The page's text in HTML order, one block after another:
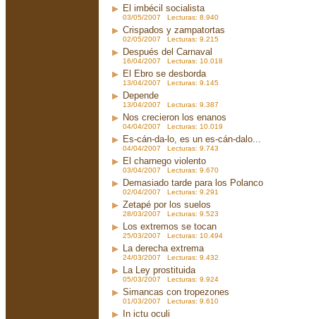
El imbécil socialista
03/05/2007 Lecturas: 8.940
Crispados y zampatortas
02/05/2007 Lecturas: 9.215
Después del Carnaval
16/04/2007 Lecturas: 10.018
El Ebro se desborda
13/04/2007 Lecturas: 9.145
Depende
13/04/2007 Lecturas: 9.387
Nos crecieron los enanos
04/04/2007 Lecturas: 10.019
Es-cán-da-lo, es un es-cán-dalo...
04/04/2007 Lecturas: 9.743
El charnego violento
03/04/2007 Lecturas: 9.670
Demasiado tarde para los Polanco
02/04/2007 Lecturas: 9.291
Zetapé por los suelos
28/03/2007 Lecturas: 9.523
Los extremos se tocan
25/03/2007 Lecturas: 10.494
La derecha extrema
24/03/2007 Lecturas: 9.432
La Ley prostituida
05/03/2007 Lecturas: 9.924
Simancas con tropezones
01/03/2007 Lecturas: 9.610
In ictu oculi